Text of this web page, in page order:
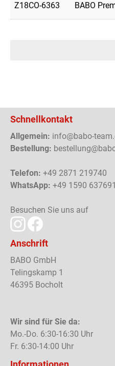
Z18CO-6363 BABO
Schnellkontakt
Allgemein: info@babo-
Bestellung:
Telefon: +49 2871 219740
WhatsApp: +49 1590
Besuchen Sie uns auf
Anschrift
BABO GmbH
Telingskamp 1
46395 Bocholt
Wir sind für Sie da:
Mo.-Do. 6:30-16:30 Uhr
Fr. 6:30-14:00 Uhr